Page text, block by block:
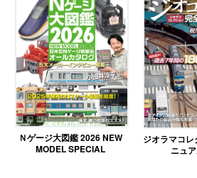
Ｎゲージ大図鑑 2026 NEW
MODEL SPECIAL
ジオラマコ
ニュ